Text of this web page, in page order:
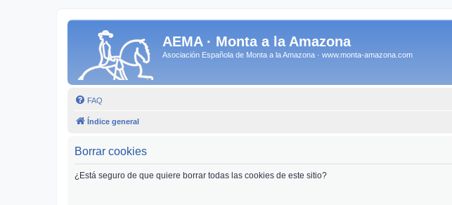
AEMA · Monta a la Amazona
Asociación Española de Monta a la Amazona · www.monta-amazona.com
FAQ
Índice general
Borrar cookies
¿Está seguro de que quiere borrar todas las cookies de este sitio?